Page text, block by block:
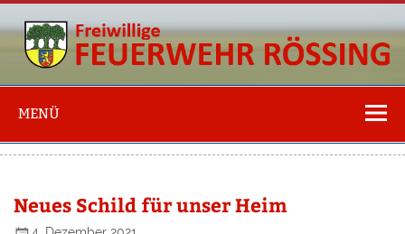
Freiwillige
Feuerwehr
Rössing
MENÜ
Neues Schild für unser Heim